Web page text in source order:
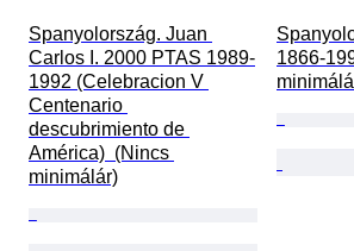
Spanyolország. Juan
Carlos I. 2000 PTAS 1989-
1992 (Celebracion V
Centenario
descubrimiento de
América)  (Nincs
minimálár)
1866-